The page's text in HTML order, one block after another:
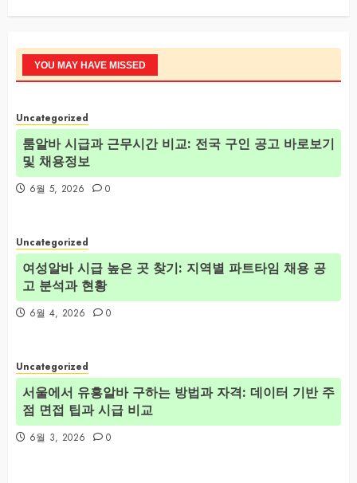
YOU MAY HAVE MISSED
Uncategorized
룸알바 시급과 근무시간 비교: 전국 구인 공고 바로보기
및 채용정보
6월 5, 2026 0
Uncategorized
여성알바 시급 높은 곳 찾기: 지역별 파트타임 채용 공
고 분석과 현황
6월 4, 2026 0
Uncategorized
서울에서 유흥알바 구하는 방법과 자격: 데이터 기반 주
점 면접 팁과 시급 비교
6월 3, 2026 0